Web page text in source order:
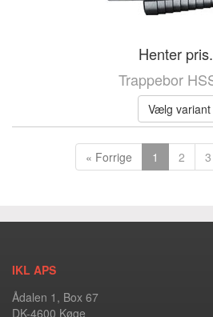
Henter
Trappebor
Vælg variant
« Forrige 1 2 3
IKL APS
Ådalen 1, Box 67
DK-4600 Køge